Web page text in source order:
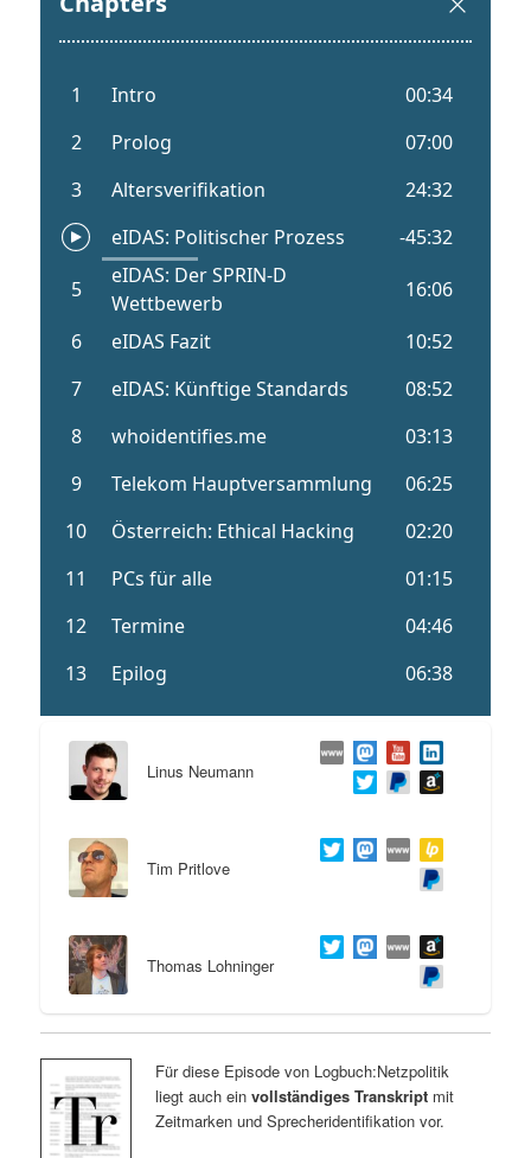
Linus Neumann
Tim Pritlove
Thomas Lohninger
Für diese Episode von Logbuch:Netzpolitik
liegt auch ein vollständiges Transkriptmit
Zeitmarken und Sprecheridentifikation vor.